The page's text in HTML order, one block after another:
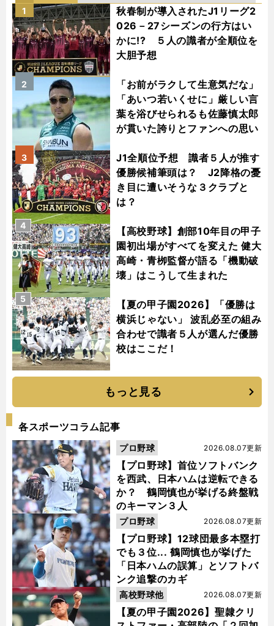
秋春制が導入されたJ1リーグ2
026－27シーズンの行方はい
かに!? ５人の識者が全順位を
大胆予想
1
「お前がラクして生意気だな」
「あいつ若いくせに」厳しい言
葉を浴びせられるも佐藤慎太郎
が貫いた誇りとファンへの思い
2
J1全順位予想 識者５人が推す
優勝候補筆頭は？ J2降格の憂
き目に遭いそうな３クラブと
は？
3
【高校野球】創部10年目の甲子
園初出場がすべてを変えた 健大
高崎・青栁監督が語る「機動破
壊」はこうして生まれた
4
【夏の甲子園2026】「優勝は
横浜じゃない」 波乱必至の組み
合わせで識者５人が選んだ優勝
校はここだ！
5
もっと見る
各スポーツコラム記事
【プロ野球】首位ソフトバンク
を西武、日本ハムは逆転できる
か？ 鶴岡慎也が挙げる終盤戦
のキーマン３人
2026.08.07更新
プロ野球
【プロ野球】12球団最多本塁打
でも３位... 鶴岡慎也が挙げた
「日本ハムの誤算」とソフトバ
ンク追撃のカギ
2026.08.07更新
プロ野球
【夏の甲子園2026】聖隷クリ
2026.08.07更新
高校野球他